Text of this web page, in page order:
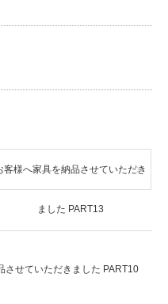
客様へ家具を納品させていただき
ました PART13
させていただきました PART10